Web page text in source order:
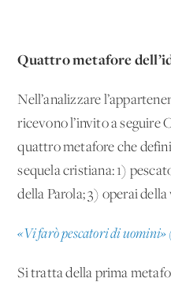
Quattro metafore
Nell’analizzare
ricevono l’invito a seguire
quattro metafore che
sequela cristiana: 1)
della Parola; 3) operai
«Vi farò pescatori di uomini»
Si tratta della prima